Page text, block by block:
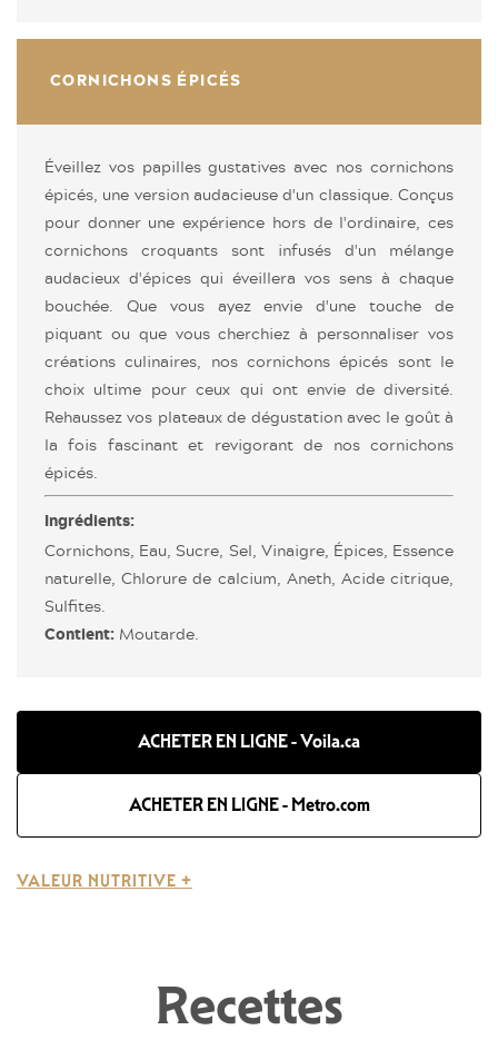
CORNICHONS ÉPICÉS
Éveillez vos papilles gustatives avec nos cornichons
épicés, une version audacieuse d'un classique. Conçus
pour donner une expérience hors de l'ordinaire, ces
cornichons croquants sont infusés d'un mélange
audacieux d'épices qui éveillera vos sens à chaque
bouchée. Que vous ayez envie d'une touche de
piquant ou que vous cherchiez à personnaliser vos
créations culinaires, nos cornichons épicés sont le
choix ultime pour ceux qui ont envie de diversité.
Rehaussez vos plateaux de dégustation avec le goût à
la fois fascinant et revigorant de nos cornichons
épicés.
Ingrédients:
Cornichons, Eau, Sucre, Sel, Vinaigre, Épices, Essence
naturelle, Chlorure de calcium, Aneth, Acide citrique,
Sulfites.
Contient: Moutarde.
ACHETER EN LIGNE - Voila.ca
ACHETER EN LIGNE - Metro.com
VALEUR NUTRITIVE +
Recettes